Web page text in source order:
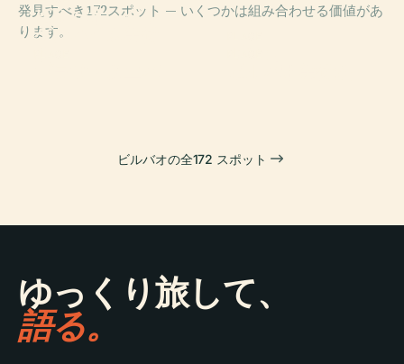
発見すべき172スポット — いくつかは組み合わせる価値があ
ります。
ビルバオ・グッ
ゲンハイム美術
ビルバオの全172 スポット
ゆっくり旅して、
語る。